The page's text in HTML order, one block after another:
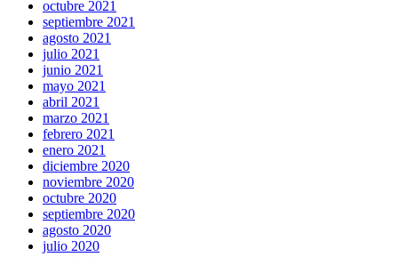
octubre 2021
septiembre 2021
agosto 2021
julio 2021
junio 2021
mayo 2021
abril 2021
marzo 2021
febrero 2021
enero 2021
diciembre 2020
noviembre 2020
octubre 2020
septiembre 2020
agosto 2020
julio 2020